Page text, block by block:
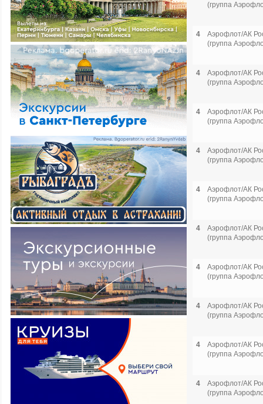
(группа
4
Аэрофлот/АК
(группа
4
Аэрофлот/АК
(группа
4
Аэрофлот/АК
(группа
4
Аэрофлот/АК
(группа
4
Аэрофлот/АК
(группа
4
Аэрофлот/АК
(группа
4
Аэрофлот/АК
(группа
4
Аэрофлот/АК
(группа
4
Аэрофлот/АК
(группа
4
Аэрофлот/АК
(группа